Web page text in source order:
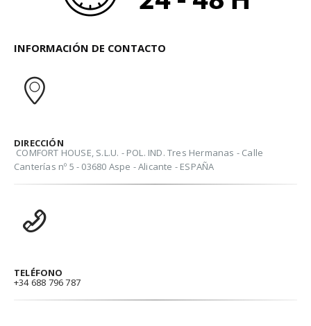
INFORMACIÓN DE CONTACTO
DIRECCIÓN
COMFORT HOUSE, S.L.U. - POL. IND. Tres Hermanas - Calle
Canterías nº 5 - 03680 Aspe - Alicante - ESPAÑA
TELÉFONO
+34 688 796 787